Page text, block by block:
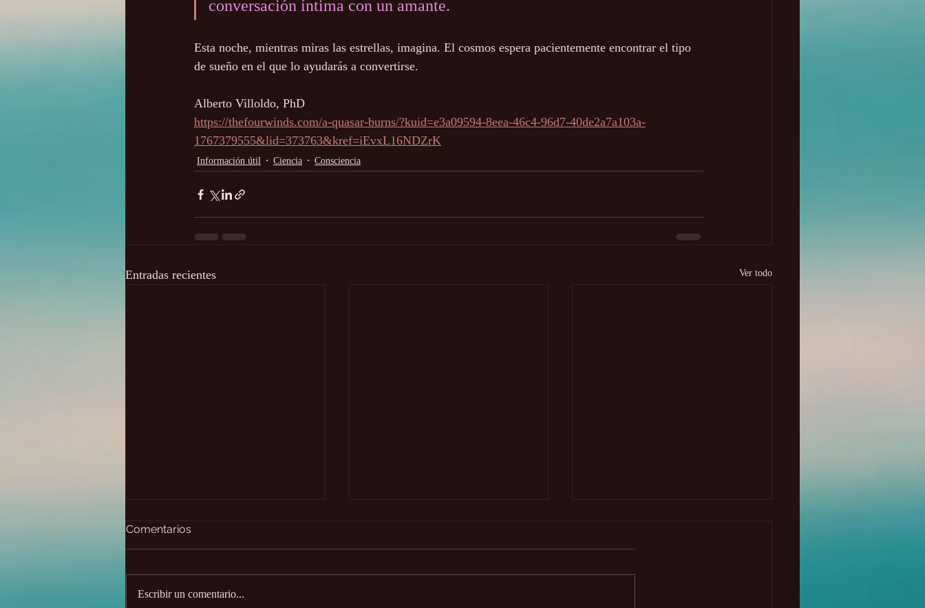
conversación íntima con un amante.
Esta noche, mientras miras las estrellas, imagina. El cosmos espera pacientemente encontrar el tipo
de sueño en el que lo ayudarás a convertirse.
Alberto Villoldo, PhD
https://thefourwinds.com/a-quasar-burns/?kuid=e3a09594-8eea-46c4-96d7-40de2a7a103a-
1767379555&lid=373763&kref=iEvxL16NDZrK
Información útil Ciencia Consciencia
Entradas recientes Ver todo
Comentarios
Escribir un comentario...